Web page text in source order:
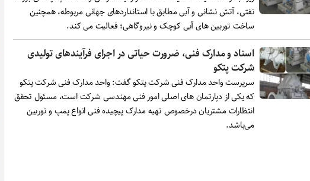
نفتی، آتش نشانی و آبی مطابق با استانداردهای جهانی مربوطه، همچنین
ساخت توربین های آبی کوچک و نیروگاهی؛ فعالیت می کند.
اسناد و مدارک فنی، ضرورت حیاتی در اجرای فرآیندهای تولیدی
شرکت پتکو
سرپرست واحد مدارک فنی شرکت پتکو گفت: واحد مدارک فنی شرکت پتکو
که یکی از دپارتمان های اصلی امور فنی مهندسی شرکت است، مسئول تحقق
انتظارات مشتریان درخصوص تهیه مدارک پیچیده فنی انواع پمپ و توربین
می‌باشد.